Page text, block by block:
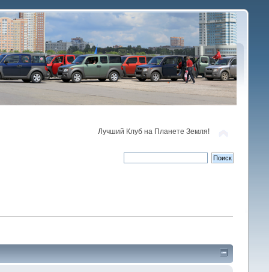
Лучший Клуб на Планете Земля!